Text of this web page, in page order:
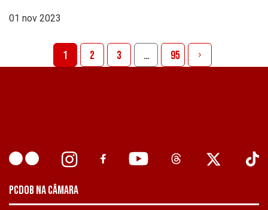
01 nov 2023
1 2 3 … 95
PCDOB NA CÂMARA